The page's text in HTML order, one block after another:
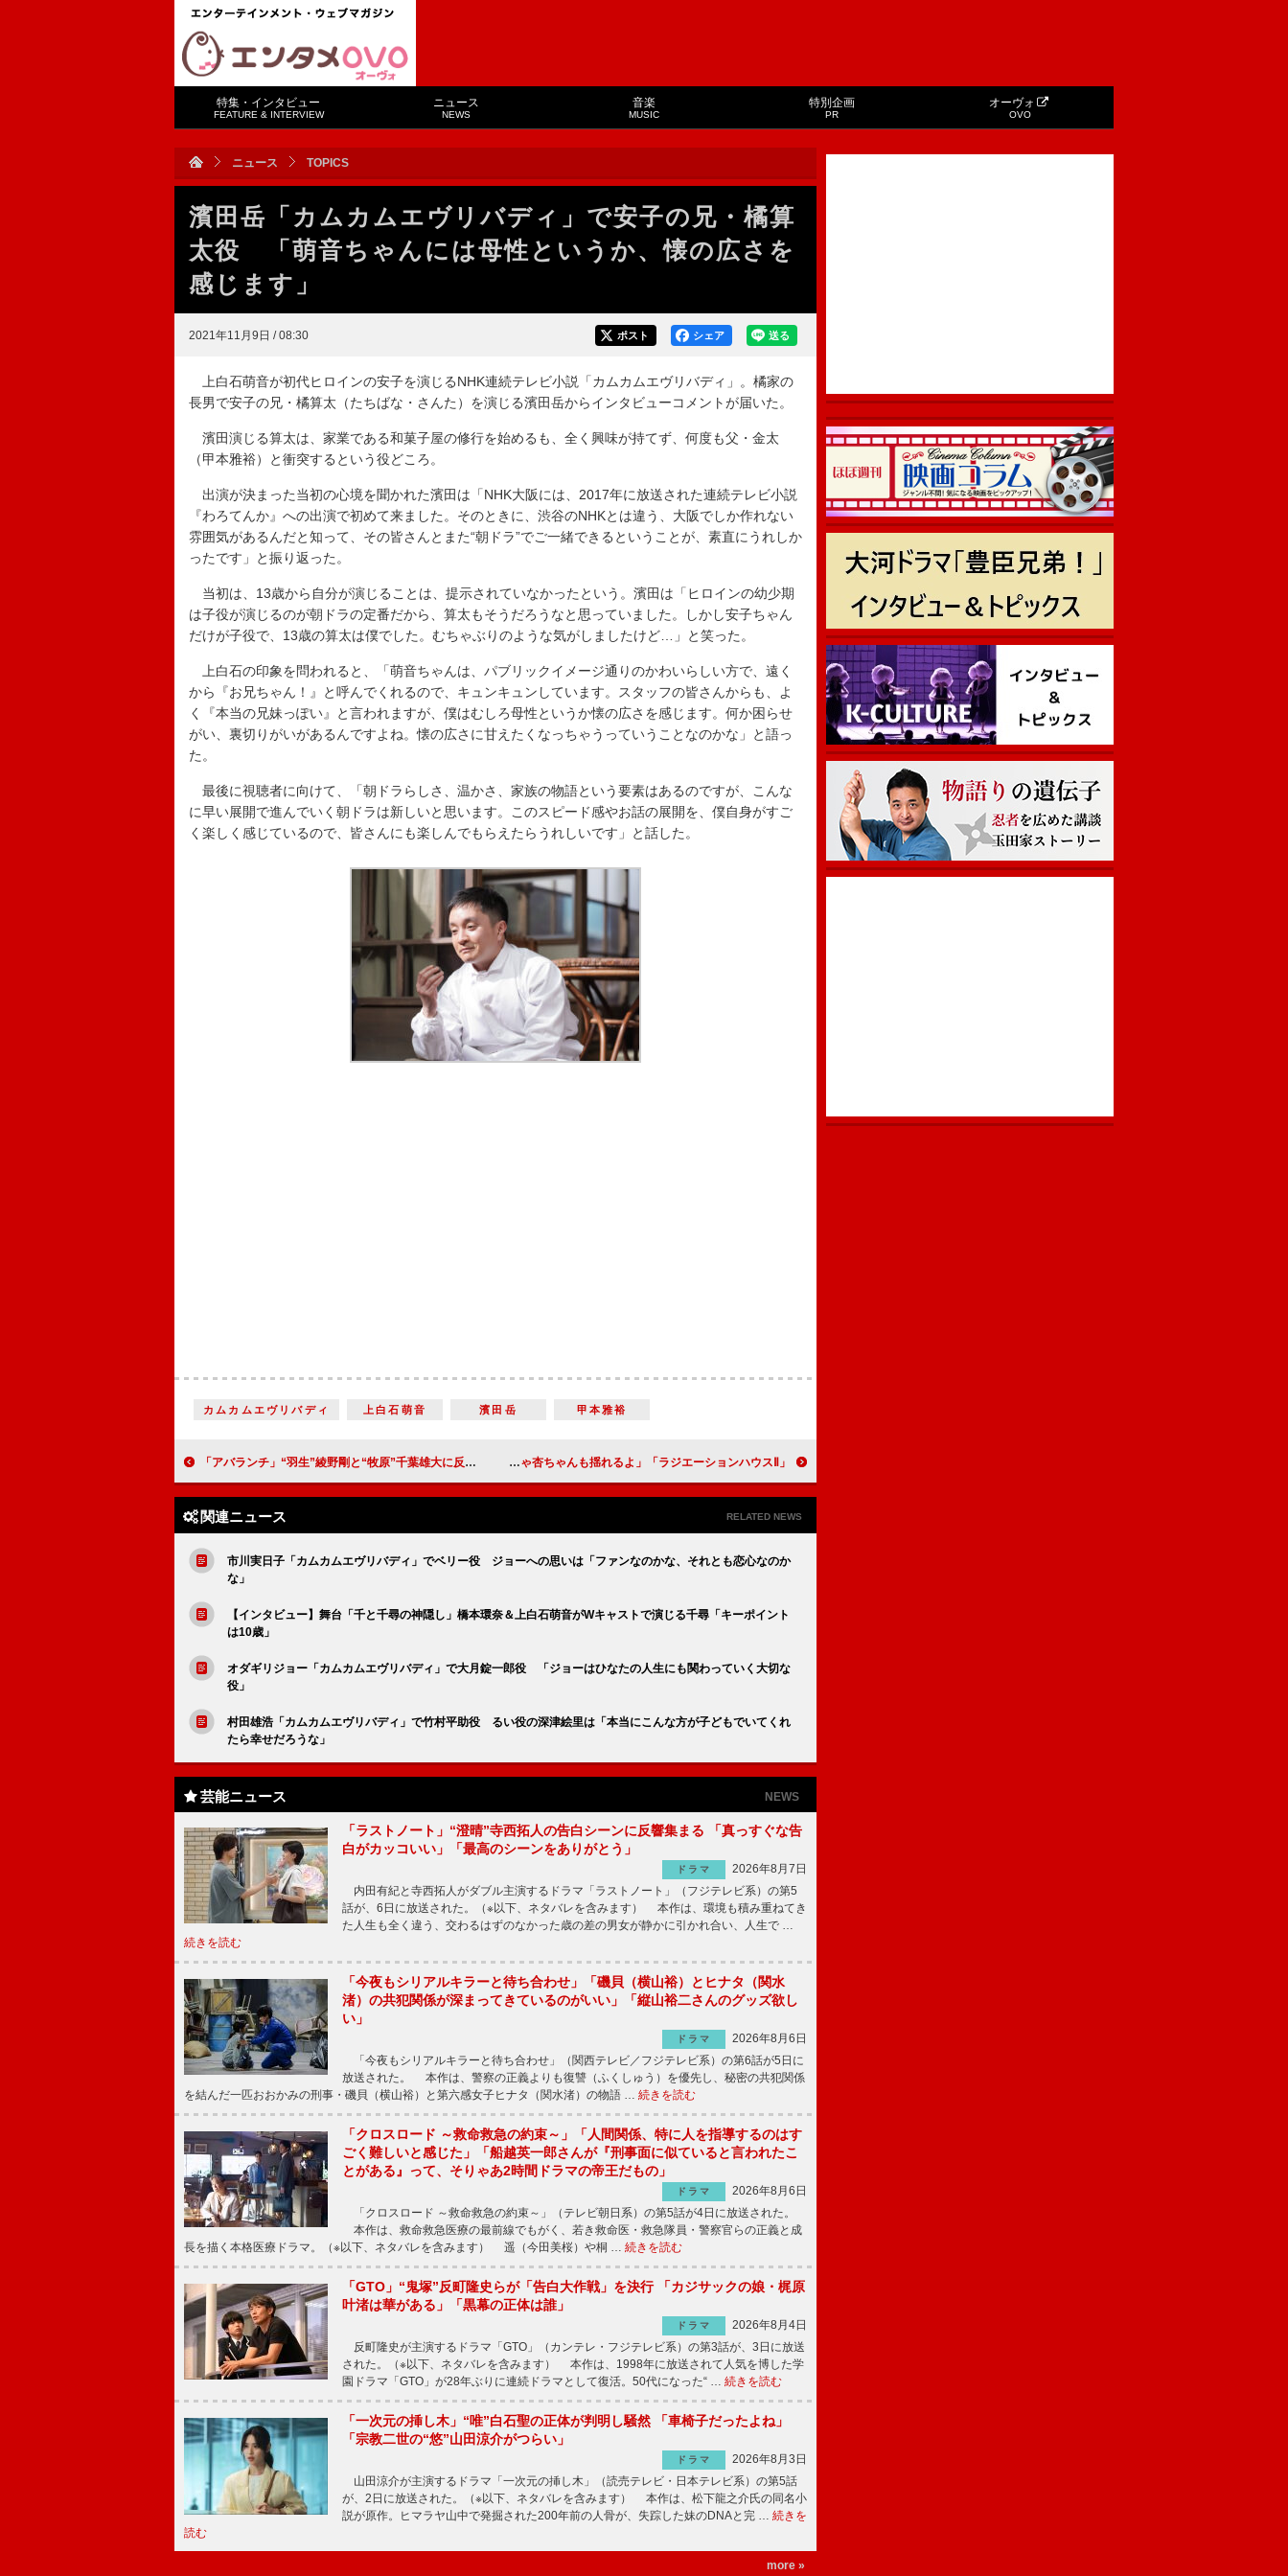
特集・インタビュー
FEATURE & INTERVIEW
ニュース
NEWS
音楽
MUSIC
特別企画
PR
オーヴォ
OVO
ニュース TOPICS
濱田岳「カムカムエヴリバディ」で安子の兄・橘算
太役 「萌音ちゃんには母性というか、懐の広さを
感じます」
2021年11月9日 / 08:30 送る
シェア
ポスト
上白石萌音が初代ヒロインの安子を演じるNHK連続テレビ小説「カムカムエヴリバディ」。橘家の
長男で安子の兄・橘算太（たちばな・さんた）を演じる濱田岳からインタビューコメントが届いた。
濱田演じる算太は、家業である和菓子屋の修行を始めるも、全く興味が持てず、何度も父・金太
（甲本雅裕）と衝突するという役どころ。
出演が決まった当初の心境を聞かれた濱田は「NHK大阪には、2017年に放送された連続テレビ小説
『わろてんか』への出演で初めて来ました。そのときに、渋谷のNHKとは違う、大阪でしか作れない
雰囲気があるんだと知って、その皆さんとまた“朝ドラ”でご一緒できるということが、素直にうれしか
ったです」と振り返った。
当初は、13歳から自分が演じることは、提示されていなかったという。濱田は「ヒロインの幼少期
は子役が演じるのが朝ドラの定番だから、算太もそうだろうなと思っていました。しかし安子ちゃん
だけが子役で、13歳の算太は僕でした。むちゃぶりのような気がしましたけど…」と笑った。
上白石の印象を問われると、「萌音ちゃんは、パブリックイメージ通りのかわいらしい方で、遠く
から『お兄ちゃん！』と呼んでくれるので、キュンキュンしています。スタッフの皆さんからも、よ
く『本当の兄妹っぽい』と言われますが、僕はむしろ母性というか懐の広さを感じます。何か困らせ
がい、裏切りがいがあるんですよね。懐の広さに甘えたくなっちゃうっていうことなのかな」と語っ
た。
最後に視聴者に向けて、「朝ドラらしさ、温かさ、家族の物語という要素はあるのですが、こんな
に早い展開で進んでいく朝ドラは新しいと思います。このスピード感やお話の展開を、僕自身がすご
く楽しく感じているので、皆さんにも楽しんでもらえたらうれしいです」と話した。
カムカムエヴリバディ 上白石萌音 濱田岳 甲本雅裕
「アバランチ」“羽生”綾野剛と“牧原”千葉雄大に反響 「仲間っていいもんだな」に「エモい」の声 「ラジエーションハウスⅡ」鈴木伸之“辻村”が片寄涼太“武藤”と対決 「誠実さが進化。 そりゃ杏ちゃんも揺れるよ」
関連ニュース RELATED NEWS
市川実日子「カムカムエヴリバディ」でベリー役 ジョーへの思いは「ファンなのかな、それとも恋心なのか
な」
【インタビュー】舞台「千と千尋の神隠し」橋本環奈＆上白石萌音がWキャストで演じる千尋「キーポイント
は10歳」
オダギリジョー「カムカムエヴリバディ」で大月錠一郎役 「ジョーはひなたの人生にも関わっていく大切な
役」
村田雄浩「カムカムエヴリバディ」で竹村平助役 るい役の深津絵里は「本当にこんな方が子どもでいてくれ
たら幸せだろうな」
芸能ニュース NEWS
「ラストノート」“澄晴”寺西拓人の告白シーンに反響集まる 「真っすぐな告
白がカッコいい」「最高のシーンをありがとう」
ドラマ
2026年8月7日
内田有紀と寺西拓人がダブル主演するドラマ「ラストノート」（フジテレビ系）の第5
話が、6日に放送された。（※以下、ネタバレを含みます） 本作は、環境も積み重ねてき
た人生も全く違う、交わるはずのなかった歳の差の男女が静かに引かれ合い、人生で …
続きを読む
「今夜もシリアルキラーと待ち合わせ」「磯貝（横山裕）とヒナタ（関水
渚）の共犯関係が深まってきているのがいい」「縦山裕二さんのグッズ欲し
い」
ドラマ
2026年8月6日
「今夜もシリアルキラーと待ち合わせ」（関西テレビ／フジテレビ系）の第6話が5日に
放送された。 本作は、警察の正義よりも復讐（ふくしゅう）を優先し、秘密の共犯関係
を結んだ一匹おおかみの刑事・磯貝（横山裕）と第六感女子ヒナタ（関水渚）の物語 … 続きを読む
「クロスロード ～救命救急の約束～」「人間関係、特に人を指導するのはす
ごく難しいと感じた」「船越英一郎さんが『刑事面に似ていると言われたこ
とがある』って、そりゃあ2時間ドラマの帝王だもの」
ドラマ
2026年8月6日
「クロスロード ～救命救急の約束～」（テレビ朝日系）の第5話が4日に放送された。
本作は、救命救急医療の最前線でもがく、若き救命医・救急隊員・警察官らの正義と成
長を描く本格医療ドラマ。（※以下、ネタバレを含みます） 遥（今田美桜）や桐 … 続きを読む
「GTO」“鬼塚”反町隆史らが「告白大作戦」を決行 「カジサックの娘・梶原
叶渚は華がある」「黒幕の正体は誰」
ドラマ
2026年8月4日
反町隆史が主演するドラマ「GTO」（カンテレ・フジテレビ系）の第3話が、3日に放送
された。（※以下、ネタバレを含みます） 本作は、1998年に放送されて人気を博した学
園ドラマ「GTO」が28年ぶりに連続ドラマとして復活。50代になった“ … 続きを読む
「一次元の挿し木」“唯”白石聖の正体が判明し騒然 「車椅子だったよね」
「宗教二世の“悠”山田涼介がつらい」
ドラマ
2026年8月3日
山田涼介が主演するドラマ「一次元の挿し木」（読売テレビ・日本テレビ系）の第5話
が、2日に放送された。（※以下、ネタバレを含みます） 本作は、松下龍之介氏の同名小
説が原作。ヒマラヤ山中で発掘された200年前の人骨が、失踪した妹のDNAと完 … 続きを
読む
more »